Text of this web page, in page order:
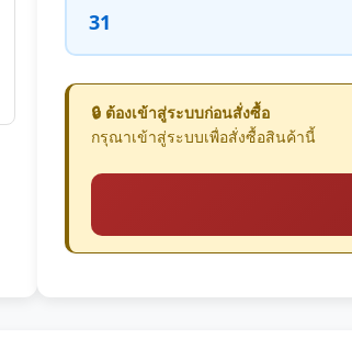
31
🔒 ต้องเข้าสู่ระบบก่อนสั่งซื้อ
กรุณาเข้าสู่ระบบเพื่อสั่งซื้อสินค้านี้